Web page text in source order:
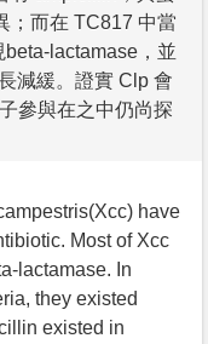
；而在 TC817 中當
lactamase，並
減緩。證實 Clp 會
參與在之中仍尚探
have
Most of Xcc
lactamase. In
they existed
existed in